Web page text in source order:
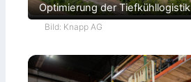
Optimierung der Tiefkühllogistik
Bild: Knapp AG